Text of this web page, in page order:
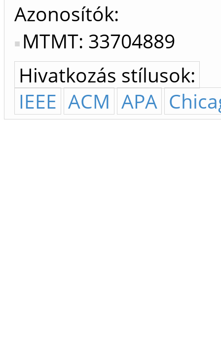
Azonosítók
MTMT: 33704889
Hivatkozás stílusok:
IEEE ACM APA